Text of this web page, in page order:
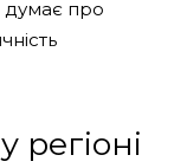
думає про